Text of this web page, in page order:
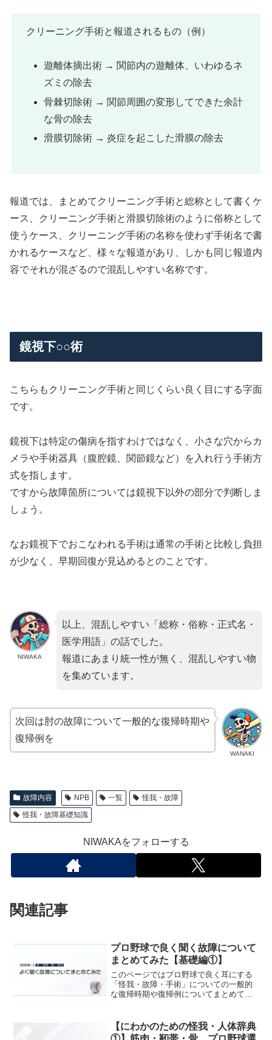
クリーニング手術と報道されるもの（例）
遊離体摘出術 → 関節内の遊離体、いわゆるネ
ズミの除去
骨棘切除術 → 関節周囲の変形してできた余計
な骨の除去
滑膜切除術 → 炎症を起こした滑膜の除去
報道では、まとめてクリーニング手術と総称として書くケ
ース、クリーニング手術と滑膜切除術のように俗称として
使うケース、クリーニング手術の名称を使わず手術名で書
かれるケースなど、様々な報道があり、しかも同じ報道内
容でそれが混ざるので混乱しやすい名称です。
鏡視下○○術
こちらもクリーニング手術と同じくらい良く目にする字面
です。
鏡視下は特定の傷病を指すわけではなく、小さな穴からカ
メラや手術器具（腹腔鏡、関節鏡など）を入れ行う手術方
式を指します。
ですから故障箇所については鏡視下以外の部分で判断しま
しょう。
なお鏡視下でおこなわれる手術は通常の手術と比較し負担
が少なく、早期回復が見込めるとのことです。
NIWAKA
以上、混乱しやすい「総称・俗称・正式名・
医学用語」の話でした。
報道にあまり統一性が無く、混乱しやすい物
を集めています。
WANAKI
次回は肘の故障について一般的な復帰時期や
復帰例を
故障内容 NPB 一覧
怪我・故障
怪我・故障基礎知識
NIWAKAをフォローする
関連記事
プロ野球で良く聞く故障について
まとめてみた【基礎編①】
このページではプロ野球で良く耳にする
「怪我・故障・手術」についての一般的
な復帰時期や復帰例についてまとめてい
《骨/靭帯・腱/筋肉》の役割・関係性など
をとりあげます。
【にわかのための怪我・人体辞典